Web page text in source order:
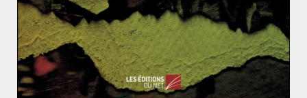
moyens pour assurer cette survie.
Waltz ira encore plus loin dans sa réflexion en
distinguant les unités fortes des unités faibles ; un Etat
étant considéré comme fort lorsqu’il influe plus sur les
autres que les autres n’influent sur lui. Cette distinction